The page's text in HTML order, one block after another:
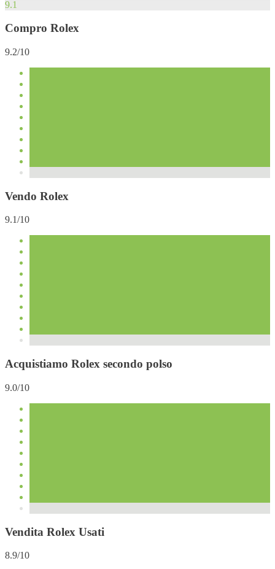
9.1
Compro Rolex
9.2/10
Vendo Rolex
9.1/10
Acquistiamo Rolex secondo polso
9.0/10
Vendita Rolex Usati
8.9/10